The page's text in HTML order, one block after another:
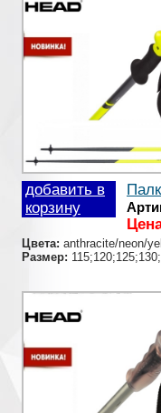
добавить в
корзину
Цвета: anthracite/neon/
Размер: